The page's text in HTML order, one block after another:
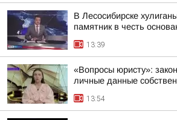
В Лесосибирске
памятник в честь
13:39
«Вопросы юристу»:
личные данные
13:54